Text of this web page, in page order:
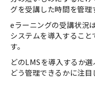
グを受講した時間を管理
eラーニングの受講状況
システムを導入するこ
す。
どのLMSを導入するか
どう管理できるかに注目